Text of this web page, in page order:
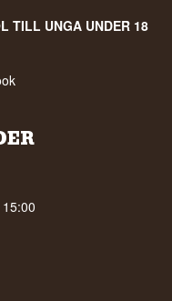
TILL UNGA UNDER 18